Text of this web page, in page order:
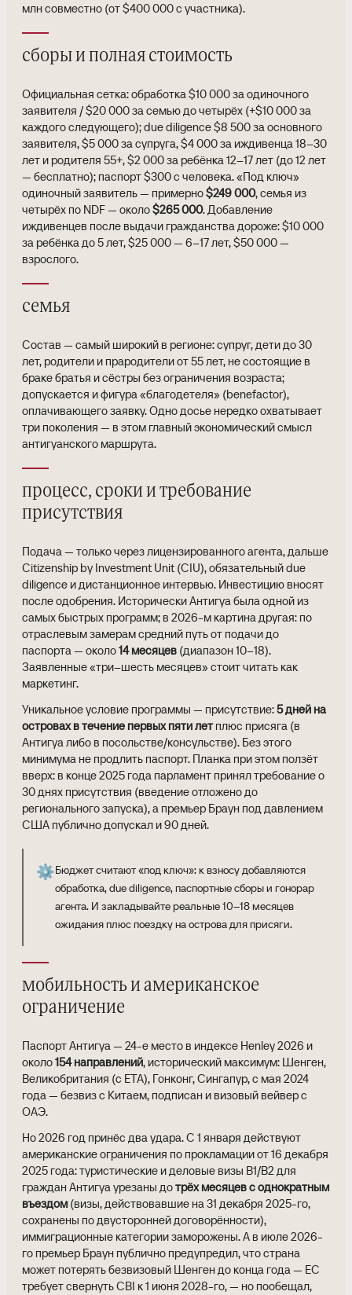
млн совместно (от $400 000 с участника).
сборы и полная стоимость
Официальная сетка: обработка $10 000 за одиночного
заявителя / $20 000 за семью до четырёх (+$10 000 за
каждого следующего); due diligence $8 500 за основного
заявителя, $5 000 за супруга, $4 000 за иждивенца 18–30
лет и родителя 55+, $2 000 за ребёнка 12–17 лет (до 12 лет
— бесплатно); паспорт $300 с человека. «Под ключ»
одиночный заявитель — примерно$249 000, семья из
четырёх по NDF — около$265 000. Добавление
иждивенцев после выдачи гражданства дороже: $10 000
за ребёнка до 5 лет, $25 000 — 6–17 лет, $50 000 —
взрослого.
семья
Состав — самый широкий в регионе: супруг, дети до 30
лет, родители и прародители от 55 лет, не состоящие в
браке братья и сёстры без ограничения возраста;
допускается и фигура «благодетеля» (benefactor),
оплачивающего заявку. Одно досье нередко охватывает
три поколения — в этом главный экономический смысл
антигуанского маршрута.
процесс, сроки и требование
присутствия
Подача — только через лицензированного агента, дальше
Citizenship by Investment Unit (CIU), обязательный due
diligence и дистанционное интервью. Инвестицию вносят
после одобрения. Исторически Антигуа была одной из
самых быстрых программ; в 2026-м картина другая: по
отраслевым замерам средний путь от подачи до
паспорта — около14 месяцев (диапазон 10–18).
Заявленные «три–шесть месяцев» стоит читать как
маркетинг.
Уникальное условие программы — присутствие:5 дней на
островах в течение первых пяти летплюс присяга (в
Антигуа либо в посольстве/консульстве). Без этого
минимума не продлить паспорт. Планка при этом ползёт
вверх: в конце 2025 года парламент принял требование о
30 днях присутствия (введение отложено до
регионального запуска), а премьер Браун под давлением
США публично допускал и 90 дней.
⚙️Бюджет считают «под ключ»: к взносу добавляются
обработка, due diligence, паспортные сборы и гонорар
агента. И закладывайте реальные 10–18 месяцев
ожидания плюс поездку на острова для присяги.
мобильность и американское
ограничение
Паспорт Антигуа — 24-е место в индексе Henley 2026 и
около154 направлений, исторический максимум: Шенген,
Великобритания (с ETA), Гонконг, Сингапур, с мая 2024
года — безвиз с Китаем, подписан и визовый вейвер с
ОАЭ.
Но 2026 год принёс два удара. С 1 января действуют
американские ограничения по прокламации от 16 декабря
2025 года: туристические и деловые визы B1/B2 для
граждан Антигуа урезаны дотрёх месяцев с однократным
въездом (визы, действовавшие на 31 декабря 2025-го,
сохранены по двусторонней договорённости),
иммиграционные категории заморожены. А в июле 2026-
го премьер Браун публично предупредил, что страна
может потерять безвизовый Шенген до конца года — ЕС
требует свернуть CBI к 1 июня 2028-го, — но пообещал,